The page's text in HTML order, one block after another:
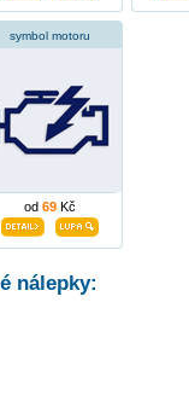
symbol motoru
od 69 Kč
nálepky: